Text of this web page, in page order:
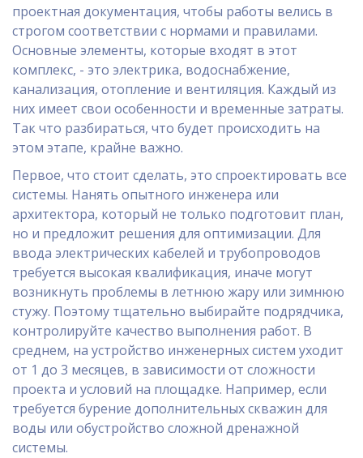
проектная документация, чтобы работы велись в
строгом соответствии с нормами и правилами.
Основные элементы, которые входят в этот
комплекс, - это электрика, водоснабжение,
канализация, отопление и вентиляция. Каждый из
них имеет свои особенности и временные затраты.
Так что разбираться, что будет происходить на
этом этапе, крайне важно.
Первое, что стоит сделать, это спроектировать все
системы. Нанять опытного инженера или
архитектора, который не только подготовит план,
но и предложит решения для оптимизации. Для
ввода электрических кабелей и трубопроводов
требуется высокая квалификация, иначе могут
возникнуть проблемы в летнюю жару или зимнюю
стужу. Поэтому тщательно выбирайте подрядчика,
контролируйте качество выполнения работ. В
среднем, на устройство инженерных систем уходит
от 1 до 3 месяцев, в зависимости от сложности
проекта и условий на площадке. Например, если
требуется бурение дополнительных скважин для
воды или обустройство сложной дренажной
системы.